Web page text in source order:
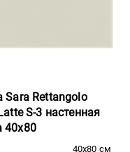
Sara Rettangolo
S-3 настенная
40x80
40x80 см